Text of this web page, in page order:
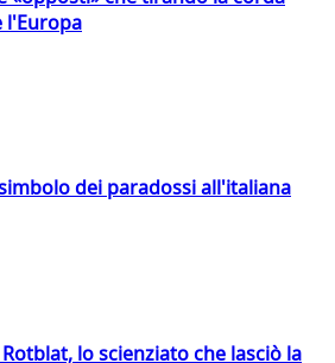
l'Europa
dei paradossi all'italiana
lo scienziato che lasciò la